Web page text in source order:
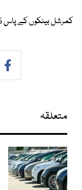
کمرشل بینکوں کے پاس 5 ارب 58 کروڑ 60 لاکھ ڈالر کے ذخائر موجود ہیں ۔
متعلقہ